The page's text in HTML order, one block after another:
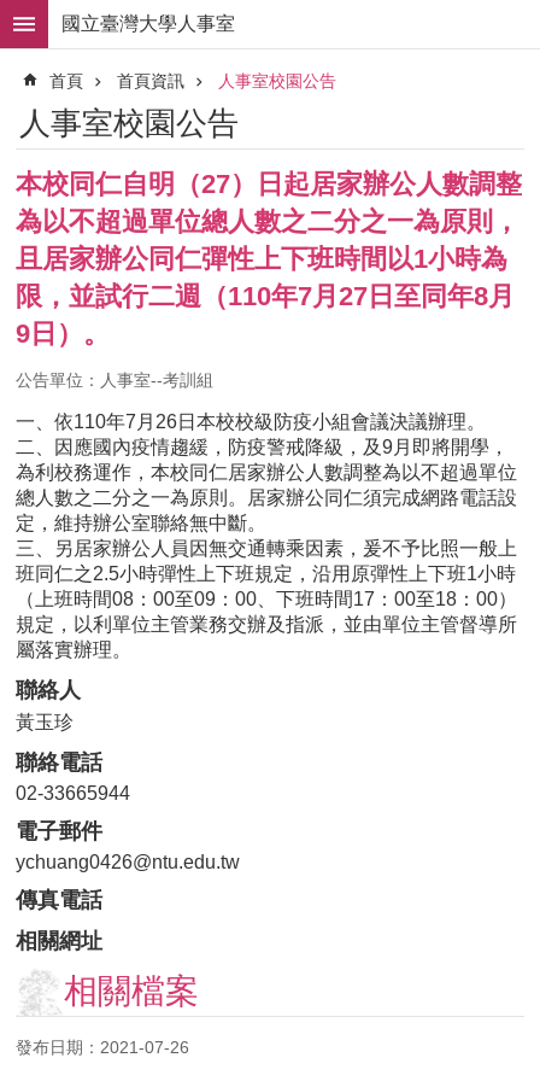
跳到主要內容區塊
進
階
搜
尋
求
職
徵
才
組
織
職
掌
人
事
法
規
常
用
表
單
各
類
專
區
查
事
項
相
關
網
站
臺
國立臺灣大學人事室
首頁 首頁資訊 人事室校園公告
人事室校園公告
本校同仁自明（27）日起居家辦公人數調整
為以不超過單位總人數之二分之一為原則，
且居家辦公同仁彈性上下班時間以1小時為
限，並試行二週（110年7月27日至同年8月
9日）。
公告單位：人事室--考訓組
一、依110年7月26日本校校級防疫小組會議決議辦理。
二、因應國內疫情趨緩，防疫警戒降級，及9月即將開學，
為利校務運作，本校同仁居家辦公人數調整為以不超過單位
總人數之二分之一為原則。居家辦公同仁須完成網路電話設
定，維持辦公室聯絡無中斷。
三、另居家辦公人員因無交通轉乘因素，爰不予比照一般上
班同仁之2.5小時彈性上下班規定，沿用原彈性上下班1小時
（上班時間08：00至09：00、下班時間17：00至18：00）
規定，以利單位主管業務交辦及指派，並由單位主管督導所
屬落實辦理。
聯絡人
黃玉珍
聯絡電話
02-33665944
電子郵件
ychuang0426@ntu.edu.tw
傳真電話
相關網址
相關檔案
發布日期：2021-07-26